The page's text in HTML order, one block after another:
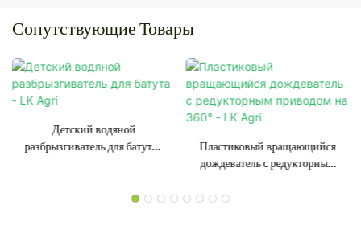
Сопутствующие Товары
Детский водяной
разбрызгиватель для батута -
Пластиковый вращающийся
дождеватель с редукторным